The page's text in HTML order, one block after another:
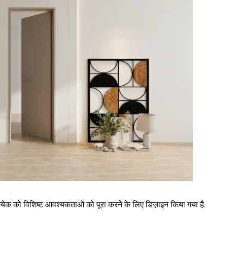
को विशिष्ट आवश्यकताओं को पूरा करने के लिए डिज़ाइन किया गया है.